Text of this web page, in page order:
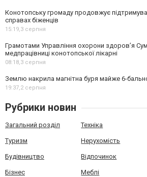
Конотопську громаду продовжує
справах біженців
15:19, 3 серпня
Грамотами Управління охорони здоров’я
медпрацівниці конотопської лікарні
08:18, 3 серпня
Землю накрила магнітна буря майже 6-
19:37, 2 серпня
Рубрики новин
Загальний розділ Техніка
Туризм Нерухомість
Будівництво Відпочинок
Бізнес Меблі